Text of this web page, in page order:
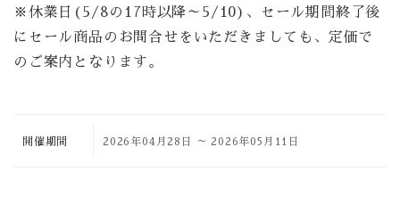
※休業日(5/8の17時以降～5/10)、セール期間終了後
にセール商品のお問合せをいただきましても、定価で
のご案内となります。
開催期間 2026年04月28日 ～ 2026年05月11日